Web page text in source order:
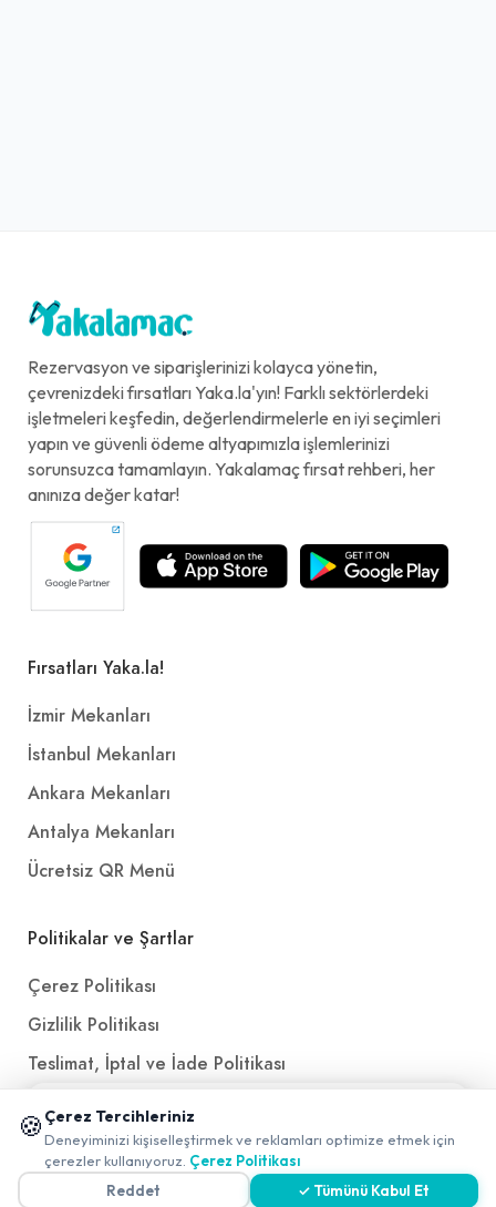
Rezervasyon ve siparişlerinizi kolayca yönetin,
çevrenizdeki fırsatları Yaka.la'yın! Farklı sektörlerdeki
işletmeleri keşfedin, değerlendirmelerle en iyi seçimleri
yapın ve güvenli ödeme altyapımızla işlemlerinizi
sorunsuzca tamamlayın. Yakalamaç fırsat rehberi, her
anınıza değer katar!
Fırsatları Yaka.la!
İzmir Mekanları
İstanbul Mekanları
Ankara Mekanları
Antalya Mekanları
Ücretsiz QR Menü
Politikalar ve Şartlar
Çerez Politikası
Gizlilik Politikası
Teslimat, İptal ve İade Politikası
KVKK Politikası
Kişisel Verileri Aydınlatma Metni
🍪 Çerez Tercihleriniz
Deneyiminizi kişiselleştirmek ve reklamları optimize etmek için
çerezler kullanıyoruz. Çerez Politikası
Reddet
✓ Tümünü Kabul Et
📱 Mobil uygulamamızı keşfedin!
✖